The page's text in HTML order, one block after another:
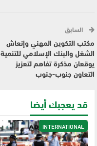
السابق
مكتب التكوين المهني وإنعاش
الشغل والبنك الإسلامي للتنمية
يوقعان مذكرة تفاهم لتعزيز
التعاون جنوب-جنوب
قد يعجبك أيضا
INTERNATIONAL